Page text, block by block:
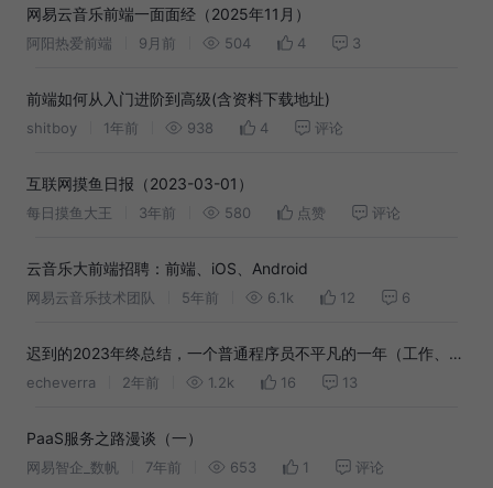
网易云音乐前端一面面经（2025年11月）
阿阳热爱前端 9月前 504 4 3
前端如何从入门进阶到高级(含资料下载地址)
shitboy 1年前 938 4 评论
互联网摸鱼日报（2023-03-01）
每日摸鱼大王 3年前 580 点赞 评论
云音乐大前端招聘：前端、iOS、Android
网易云音乐技术团队 5年前 6.1k 12 6
迟到的2023年终总结，一个普通程序员不平凡的一年（工作、副
业、家庭）
echeverra 2年前 1.2k 16 13
PaaS服务之路漫谈（一）
网易智企_数帆 7年前 653 1 评论